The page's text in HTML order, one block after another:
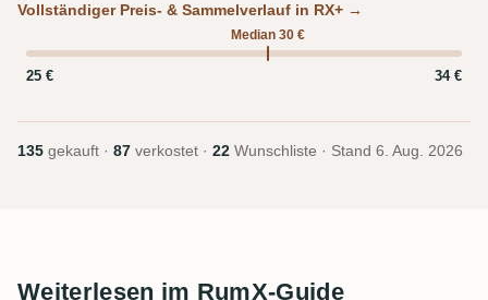
Vollständiger Preis- & Sammelverlauf in RX+ →
Median 30 €
25 € 34 €
135 gekauft · 87 verkostet · 22 Wunschliste · Stand 6. Aug. 2026
Weiterlesen im RumX-Guide